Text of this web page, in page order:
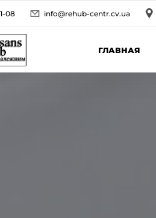
08 info@rehub-centr.cv.ua
ГЛАВНАЯ